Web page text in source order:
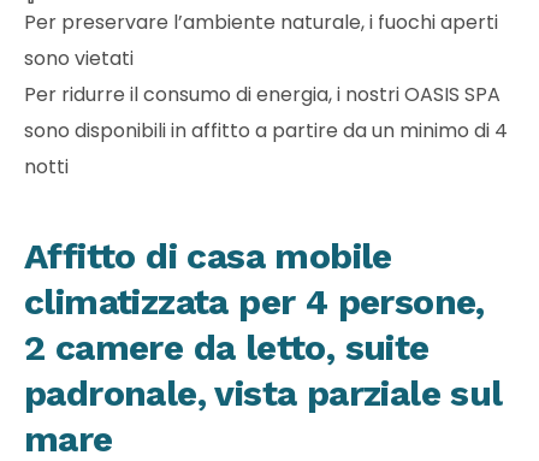
Per preservare l’ambiente naturale, i fuochi aperti
sono vietati
Per ridurre il consumo di energia, i nostri OASIS SPA
sono disponibili in affitto a partire da un minimo di 4
notti
Affitto di casa mobile
climatizzata per 4 persone,
2 camere da letto, suite
padronale, vista parziale sul
mare